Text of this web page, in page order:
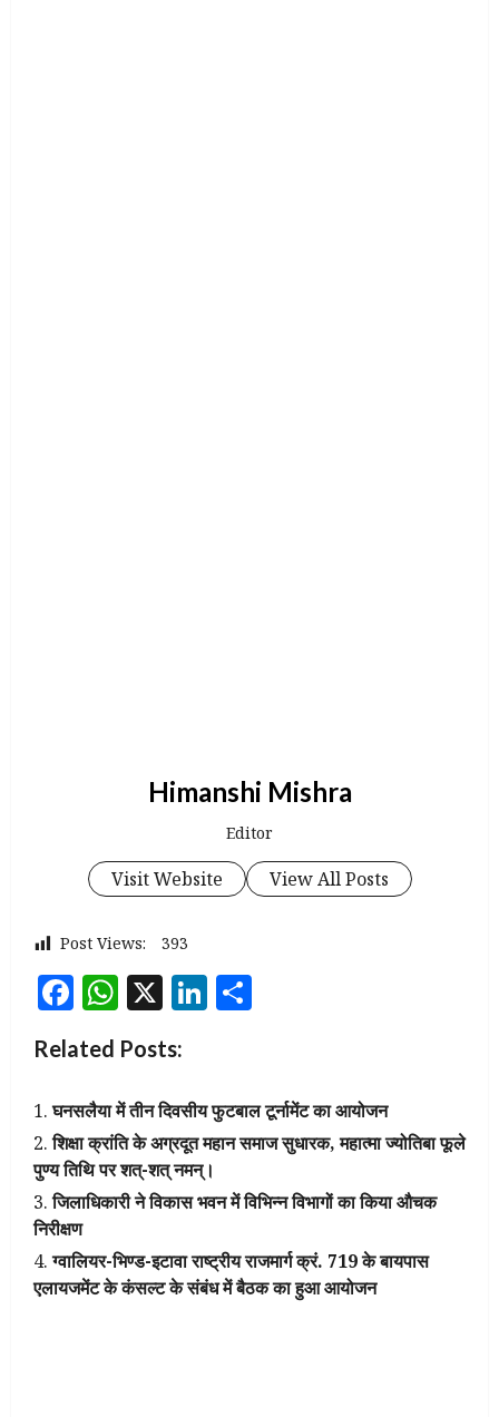
Himanshi Mishra
Editor
Visit Website View All Posts
Post Views: 393
Facebook
WhatsApp
X LinkedIn
Related Posts:
घनसलैया में तीन दिवसीय फुटबाल टूर्नामेंट का आयोजन
शिक्षा क्रांति के अग्रदूत महान समाज सुधारक, महात्मा ज्योतिबा फूले
पुण्य तिथि पर शत्-शत् नमन्।
जिलाधिकारी ने विकास भवन में विभिन्न विभागों का किया औचक
निरीक्षण
ग्वालियर-भिण्ड-इटावा राष्ट्रीय राजमार्ग क्रं. 719 के बायपास
एलायजमेंट के कंसल्ट के संबंध में बैठक का हुआ आयोजन